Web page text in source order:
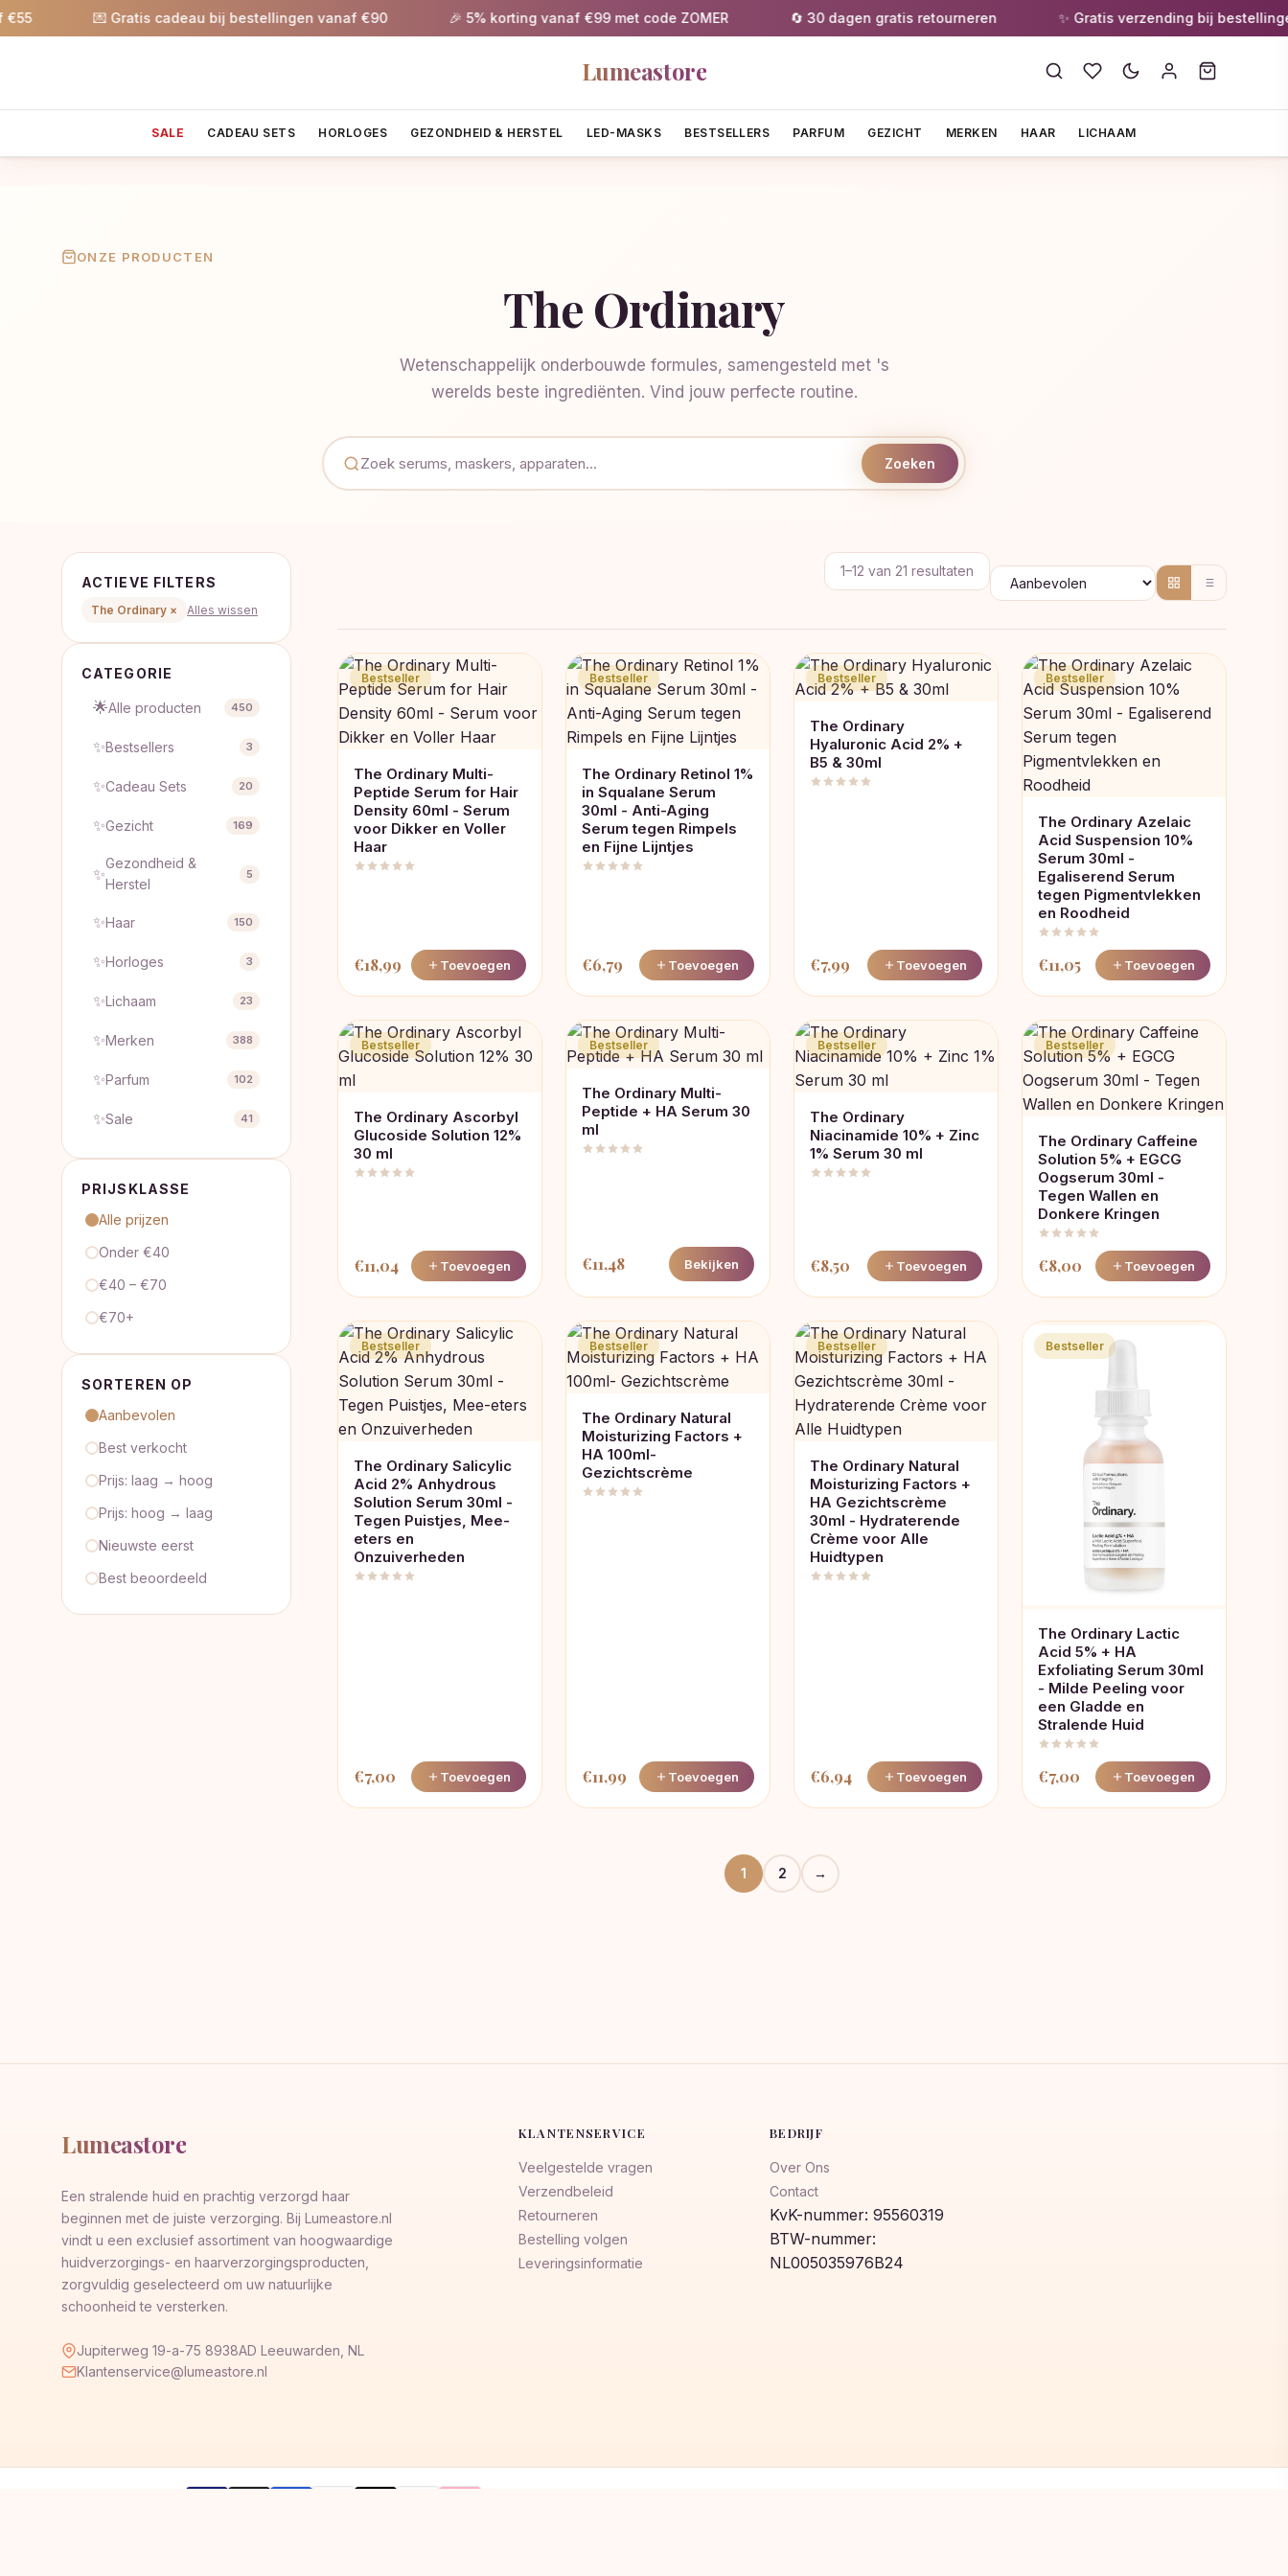
💌 Gratis cadeau bij bestellingen vanaf €90 🎉 5% korting vanaf €99 met code ZOMER 🔄 30 dagen gratis retourneren ✨ Gratis verzending bij bestellingen
Lumeastore
SALE CADEAU SETS HORLOGES GEZONDHEID & HERSTEL LED-MASKS BESTSELLERS PARFUM GEZICHT MERKEN HAAR LICHAAM
ONZE PRODUCTEN
The Ordinary
Wetenschappelijk onderbouwde formules, samengesteld met 's
werelds beste ingrediënten. Vind jouw perfecte routine.
Zoeken
ACTIEVE FILTERS
The Ordinary × Alles wissen
CATEGORIE
🌟Alle producten 450
✨Bestsellers 3
✨Cadeau Sets 20
✨Gezicht 169
✨
Gezondheid &
Herstel
5
✨Haar 150
✨Horloges 3
✨Lichaam 23
✨Merken 388
✨Parfum 102
✨Sale 41
PRIJSKLASSE
Alle prijzen
Onder €40
€40 – €70
€70+
SORTEREN OP
Aanbevolen
Best verkocht
Prijs: laag → hoog
Prijs: hoog → laag
Nieuwste eerst
Best beoordeeld
1–12 van 21 resultaten Gesorteerd
op
Bestseller
The Ordinary Multi-
Peptide Serum for Hair
Density 60ml - Serum
voor Dikker en Voller
Haar
€18,99 Toevoegen
Bestseller
The Ordinary Retinol 1%
in Squalane Serum
30ml - Anti-Aging
Serum tegen Rimpels
en Fijne Lijntjes
€6,79 Toevoegen
Bestseller
The Ordinary
Hyaluronic Acid 2% +
B5 & 30ml
€7,99 Toevoegen
Bestseller
The Ordinary Azelaic
Acid Suspension 10%
Serum 30ml -
Egaliserend Serum
tegen Pigmentvlekken
en Roodheid
€11,05 Toevoegen
Bestseller
The Ordinary Ascorbyl
Glucoside Solution 12%
30 ml
€11,04 Toevoegen
Bestseller
The Ordinary Multi-
Peptide + HA Serum 30
ml
€11,48 Bekijken
Bestseller
The Ordinary
Niacinamide 10% + Zinc
1% Serum 30 ml
€8,50 Toevoegen
Bestseller
The Ordinary Caffeine
Solution 5% + EGCG
Oogserum 30ml -
Tegen Wallen en
Donkere Kringen
€8,00 Toevoegen
Bestseller
The Ordinary Salicylic
Acid 2% Anhydrous
Solution Serum 30ml -
Tegen Puistjes, Mee-
eters en
Onzuiverheden
€7,00 Toevoegen
Bestseller
The Ordinary Natural
Moisturizing Factors +
HA 100ml-
Gezichtscrème
€11,99 Toevoegen
Bestseller
The Ordinary Natural
Moisturizing Factors +
HA Gezichtscrème
30ml - Hydraterende
Crème voor Alle
Huidtypen
€6,94 Toevoegen
Bestseller
The Ordinary Lactic
Acid 5% + HA
Exfoliating Serum 30ml
- Milde Peeling voor
een Gladde en
Stralende Huid
€7,00 Toevoegen
1 2 →
Lumeastore
Een stralende huid en prachtig verzorgd haar
beginnen met de juiste verzorging. Bij Lumeastore.nl
vindt u een exclusief assortiment van hoogwaardige
huidverzorgings- en haarverzorgingsproducten,
zorgvuldig geselecteerd om uw natuurlijke
schoonheid te versterken.
Jupiterweg 19-a-75 8938AD Leeuwarden, NL
Klantenservice@lumeastore.nl
KLANTENSERVICE
Veelgestelde vragen
Verzendbeleid
Retourneren
Bestelling volgen
Leveringsinformatie
BEDRIJF
Over Ons
Contact
KvK-nummer: 95560319
BTW-nummer:
NL005035976B24